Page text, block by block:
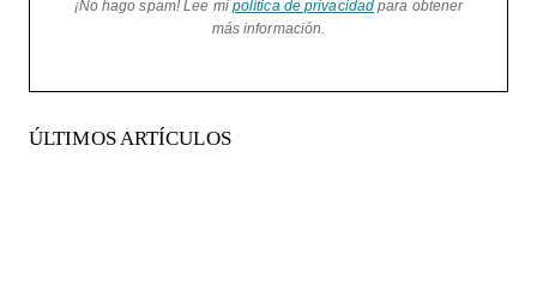
¡No hago spam! Lee mi política de privacidad para obtener
más información.
ÚLTIMOS ARTÍCULOS